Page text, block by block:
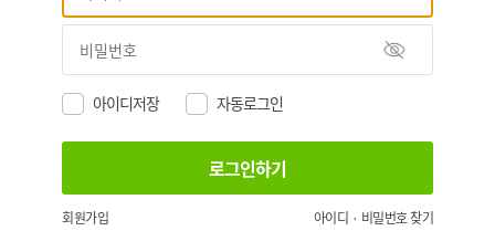
아이디저장 자동로그인
회원가입 아이디 · 비밀번호 찾기